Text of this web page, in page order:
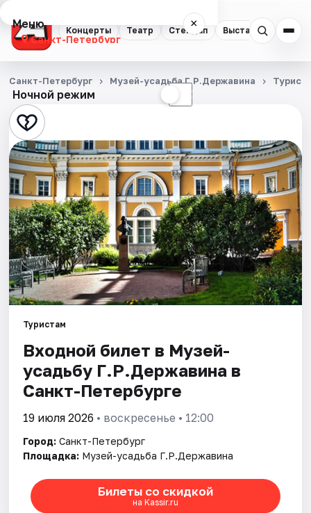
Концерты Театр Стендап Выставки
Меню ×
Санкт-Петербург
Концерты
Театр
Стендап
Выставки
Квесты
Экскурсии
Спорт
События
Города
Площадки
Артисты
Рейтинги
Ночной режим ☾
Санкт-Петербург Музей-усадьба Г.Р.Державина
Туристам
Входной билет в Музей-
усадьбу Г.Р.Державина в
Санкт-Петербурге
19 июля 2026 • воскресенье • 12:00
Город: Санкт-Петербург
Площадка: Музей-усадьба Г.Р.Державина
Билеты со скидкой
на Kassir.ru